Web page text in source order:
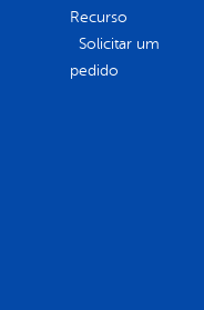
Recurso
Solicitar um
pedido